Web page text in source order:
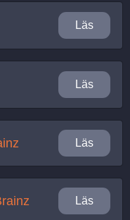
Läs
Läs
Läs
Läs